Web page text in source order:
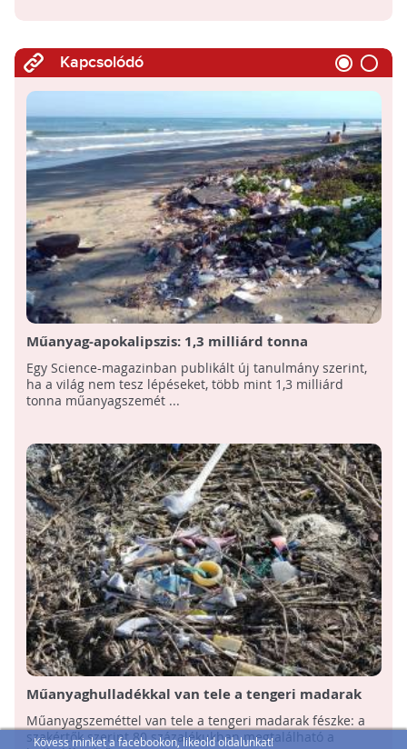
Kövess minket a facebookon, likeold oldalunkat!
Kapcsolódó
Műanyag-apokalipszis: 1,3 milliárd tonna
műanyagszemét halmozódhat fel a világon 2040-ig
Egy Science-magazinban publikált új tanulmány szerint,
ha a világ nem tesz lépéseket, több mint 1,3 milliárd
tonna műanyagszemét ...
Műanyaghulladékkal van tele a tengeri madarak
fészke
Műanyagszeméttel van tele a tengeri madarak fészke: a
szakértők szerint 80 százalékukban megtalálható a